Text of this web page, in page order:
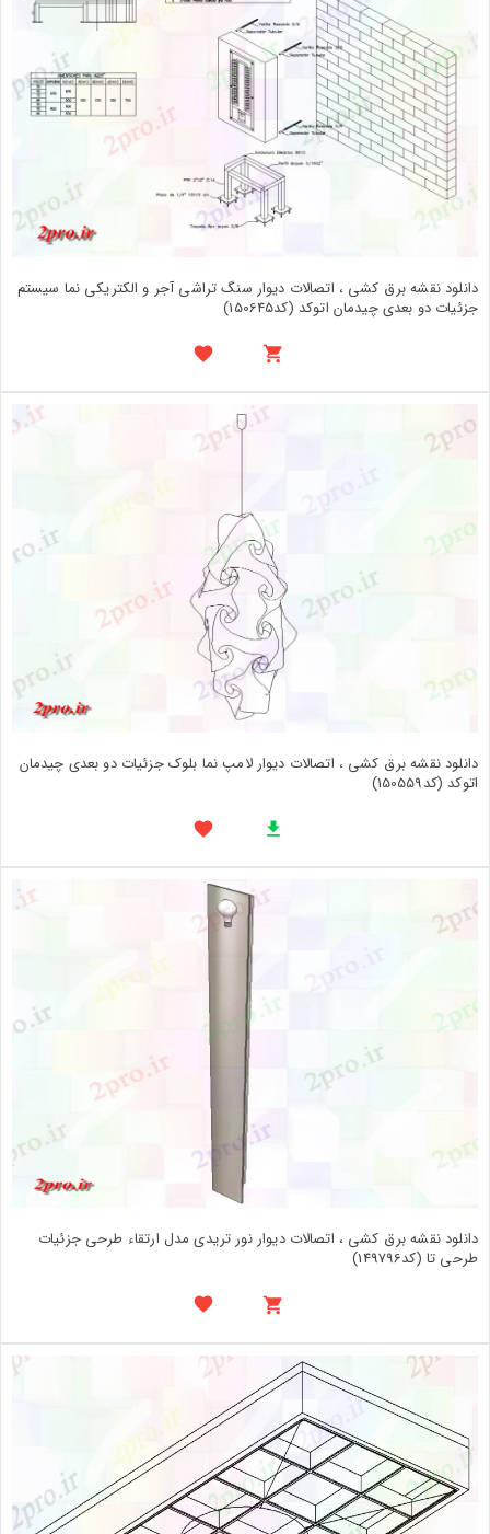
دانلود نقشه برق کشی ، اتصالات دیوار سنگ تراشی آجر و الکتریکی نما سیستم
جزئیات دو بعدی چیدمان اتوکد (کد150645)
دانلود نقشه برق کشی ، اتصالات دیوار لامپ نما بلوک جزئیات دو بعدی چیدمان
اتوکد (کد150559)
دانلود نقشه برق کشی ، اتصالات دیوار نور تریدی مدل ارتقاء طرحی جزئیات
طرحی تا (کد149796)